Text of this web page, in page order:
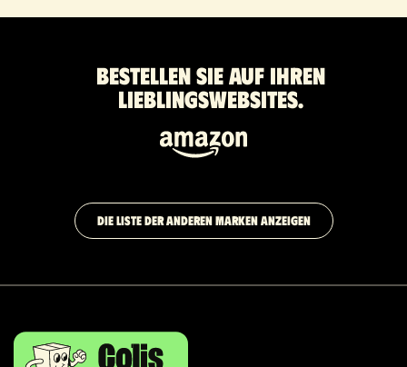
Bestellen Sie auf Ihren
Lieblingswebsites.
DIE LISTE DER ANDEREN MARKEN ANZEIGEN